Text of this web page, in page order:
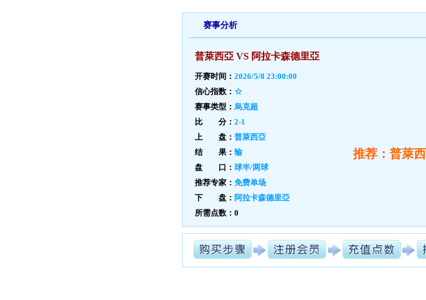
赛事分析
普萊西亞 VS 阿拉卡森德里亞
开赛时间： 2026/5/8 23:00:00
信心指数： ☆
赛事类型： 烏克超
比 分： 2-1
上 盘： 普萊西亞
结 果： 输
盘 口： 球半/两球
推荐专家： 免费单场
下 盘： 阿拉卡森德里亞
所需点数：0
推荐：普萊